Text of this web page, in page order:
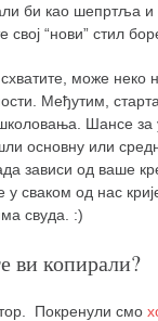
би као шепртља
“нови” стил
може неко
Међутим,
Шансе за
основну или
зависи од ваше
сваком од нас
свуда. :)
ви копирали?
Покренули смо